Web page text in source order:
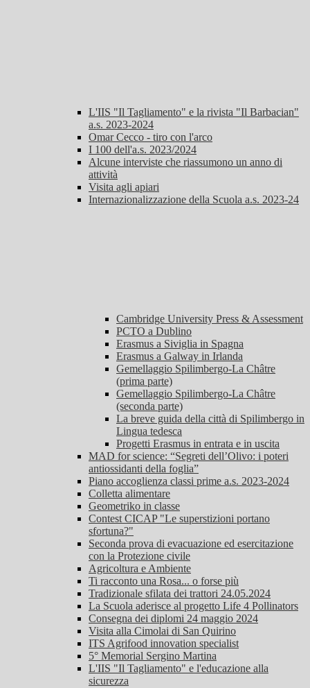
L'IIS "Il Tagliamento" e la rivista "Il Barbacian"
a.s. 2023-2024
Omar Cecco - tiro con l'arco
I 100 dell'a.s. 2023/2024
Alcune interviste che riassumono un anno di
attività
Visita agli apiari
Internazionalizzazione della Scuola a.s. 2023-24
Cambridge University Press & Assessment
PCTO a Dublino
Erasmus a Siviglia in Spagna
Erasmus a Galway in Irlanda
Gemellaggio Spilimbergo-La Châtre
(prima parte)
Gemellaggio Spilimbergo-La Châtre
(seconda parte)
La breve guida della città di Spilimbergo in
Lingua tedesca
Progetti Erasmus in entrata e in uscita
MAD for science: “Segreti dell’Olivo: i poteri
antiossidanti della foglia”
Piano accoglienza classi prime a.s. 2023-2024
Colletta alimentare
Geometriko in classe
Contest CICAP "Le superstizioni portano
sfortuna?"
Seconda prova di evacuazione ed esercitazione
con la Protezione civile
Agricoltura e Ambiente
Ti racconto una Rosa... o forse più
Tradizionale sfilata dei trattori 24.05.2024
La Scuola aderisce al progetto Life 4 Pollinators
Consegna dei diplomi 24 maggio 2024
Visita alla Cimolai di San Quirino
ITS Agrifood innovation specialist
5° Memorial Sergino Martina
L'IIS "Il Tagliamento" e l'educazione alla
sicurezza